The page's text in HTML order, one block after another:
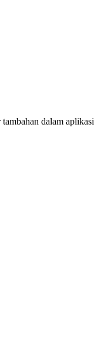
dalam aplikasi